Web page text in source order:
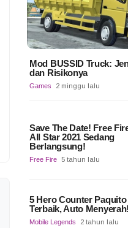
Mod BUSSID Truck:
dan Risikonya
Games 2 minggu lalu
Save The Date! Free
All Star 2021 Sedang
Berlangsung!
Free Fire 5 tahun lalu
5 Hero Counter Paquito
Terbaik, Auto Menyerah!
Mobile Legends 2 tahun lalu